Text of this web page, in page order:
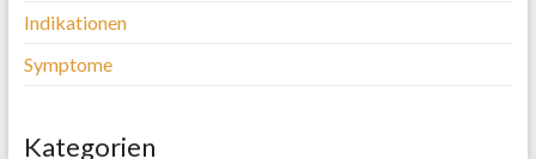
Indikationen
Symptome
Kategorien